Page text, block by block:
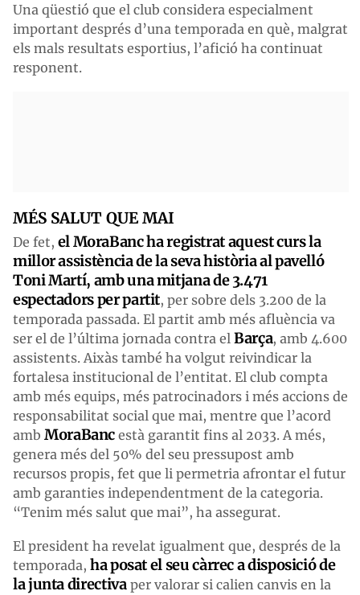
Una qüestió que el club considera especialment
important després d’una temporada en què, malgrat
els mals resultats esportius, l’afició ha continuat
responent.
MÉS SALUT QUE MAI
De fet, el MoraBanc ha registrat aquest curs la
millor assistència de la seva història al pavelló
Toni Martí, amb una mitjana de 3.471
espectadors per partit, per sobre dels 3.200 de la
temporada passada. El partit amb més afluència va
ser el de l’última jornada contra el Barça, amb 4.600
assistents. Aixàs també ha volgut reivindicar la
fortalesa institucional de l’entitat. El club compta
amb més equips, més patrocinadors i més accions de
responsabilitat social que mai, mentre que l’acord
amb MoraBanc està garantit fins al 2033. A més,
genera més del 50% del seu pressupost amb
recursos propis, fet que li permetria afrontar el futur
amb garanties independentment de la categoria.
“Tenim més salut que mai”, ha assegurat.
El president ha revelat igualment que, després de la
temporada, ha posat el seu càrrec a disposició de
la junta directivaper valorar si calien canvis en la